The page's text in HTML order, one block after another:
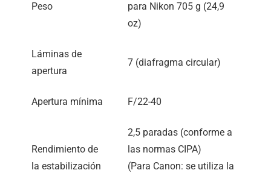
Peso
para Nikon 705 g (24,9
oz)
Láminas de
apertura
7 (diafragma circular)
Apertura mínima F/22-40
Rendimiento de
la estabilización
2,5 paradas (conforme a
las normas CIPA)
(Para Canon: se utiliza la